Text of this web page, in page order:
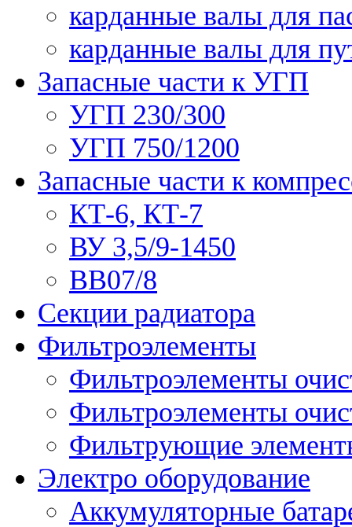
карданные валы для
карданные валы для
Запасные части к УГП
УГП 230/300
УГП 750/1200
Запасные части к
КТ-6, КТ-7
ВУ 3,5/9-1450
ВВ07/8
Секции радиатора
Фильтроэлементы
Фильтроэлементы
Фильтроэлементы
Фильтрующие
Электро оборудование
Аккумуляторные